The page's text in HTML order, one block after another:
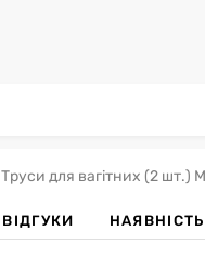
Труси для вагітних (2 шт.)
ВІДГУКИ